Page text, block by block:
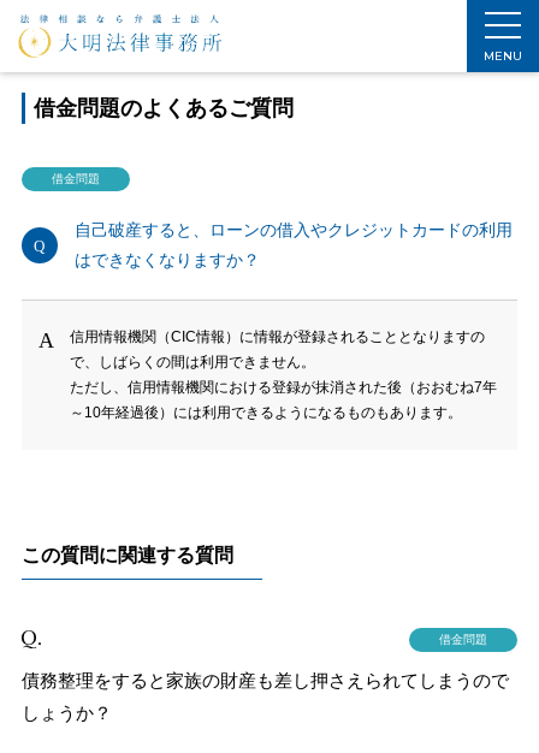
MENU
ホーム > よくある質問 > 借金問題 自己破産すると、ローンの借入やクレジットカードの利用はできなくなりますか？
借金問題のよくあるご質問
借金問題
自己破産すると、ローンの借入やクレジットカードの利用
はできなくなりますか？
信用情報機関（CIC情報）に情報が登録されることとなりますの
で、しばらくの間は利用できません。
ただし、信用情報機関における登録が抹消された後（おおむね7年
～10年経過後）には利用できるようになるものもあります。
この質問に関連する質問
借金問題
債務整理をすると家族の財産も差し押さえられてしまうので
しょうか？